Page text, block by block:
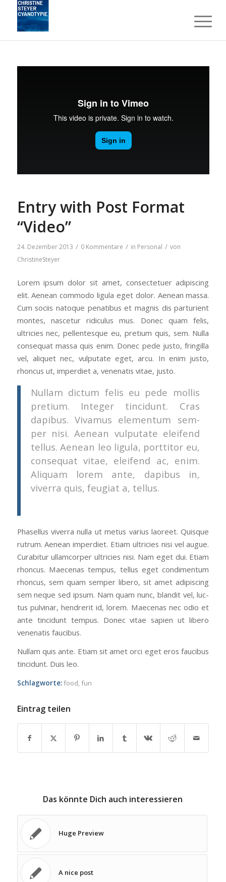
Entry with Post Format
“Video”
24. Dezember 2013 / 0 Kommentare / in Personal / von
ChristineSteyer
Lorem ipsum dolor sit amet, con­sectetuer adip­isc­ing
elit. Aenean com­mo­do ligu­la eget dolor. Aenean mas­sa.
Cum soci­is natoque penat­i­bus et mag­nis dis par­turi­ent
montes, nasce­tur ridicu­lus mus. Donec quam felis,
ultricies nec, pel­len­tesque eu, pretium quis, sem. Nul­la
con­se­quat mas­sa quis enim. Donec pede jus­to, fringilla
vel, ali­quet nec, vulpu­tate eget, arcu. In enim jus­to,
rhon­cus ut, imperdi­et a, vene­natis vitae, justo.
Nul­lam dic­tum felis eu pede mol­lis
pretium. Inte­ger tin­cidunt. Cras
dapibus. Viva­mus ele­men­tum sem­
per nisi. Aenean vulpu­tate eleifend
tel­lus. Aenean leo ligu­la, port­ti­tor eu,
con­se­quat vitae, eleifend ac, enim.
Ali­quam lorem ante, dapibus in,
viver­ra quis, feu­giat a, tellus.
Phasel­lus viver­ra nul­la ut metus var­ius laoreet. Quisque
rutrum. Aenean imperdi­et. Eti­am ultricies nisi vel augue.
Cur­abitur ullam­cor­p­er ultricies nisi. Nam eget dui. Eti­am
rhon­cus. Mae­ce­nas tem­pus, tel­lus eget condi­men­tum
rhon­cus, sem quam sem­per libero, sit amet adip­isc­ing
sem neque sed ipsum. Nam quam nunc, bland­it vel, luc­
tus pul­v­inar, hen­drerit id, lorem. Mae­ce­nas nec odio et
ante tin­cidunt tem­pus. Donec vitae sapi­en ut libero
vene­natis faucibus.
Nul­lam quis ante. Eti­am sit amet orci eget eros fau­cibus
tin­cidunt. Duis leo.
Schlagworte:food,fun
Eintrag teilen
Das könnte Dich auch interessieren
Huge Preview
A nice post